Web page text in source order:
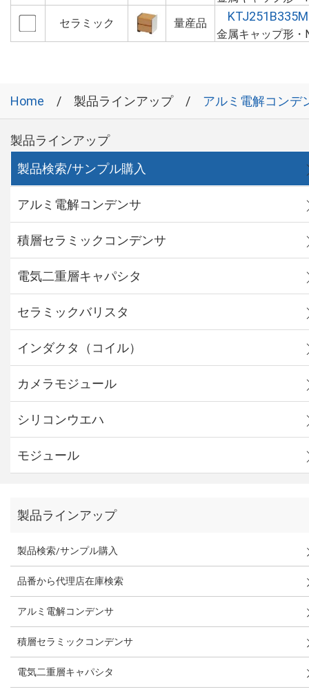
セラミック
量産品
金属キャップ形・
Home 製品ラインアップ アルミ電解コンデ
製品ラインアップ
製品検索/サンプル購入
アルミ電解コンデンサ
積層セラミックコンデンサ
電気二重層キャパシタ
セラミックバリスタ
インダクタ（コイル）
カメラモジュール
シリコンウエハ
モジュール
製品ラインアップ
製品検索/サンプル購入
品番から代理店在庫検索
アルミ電解コンデンサ
積層セラミックコンデンサ
電気二重層キャパシタ